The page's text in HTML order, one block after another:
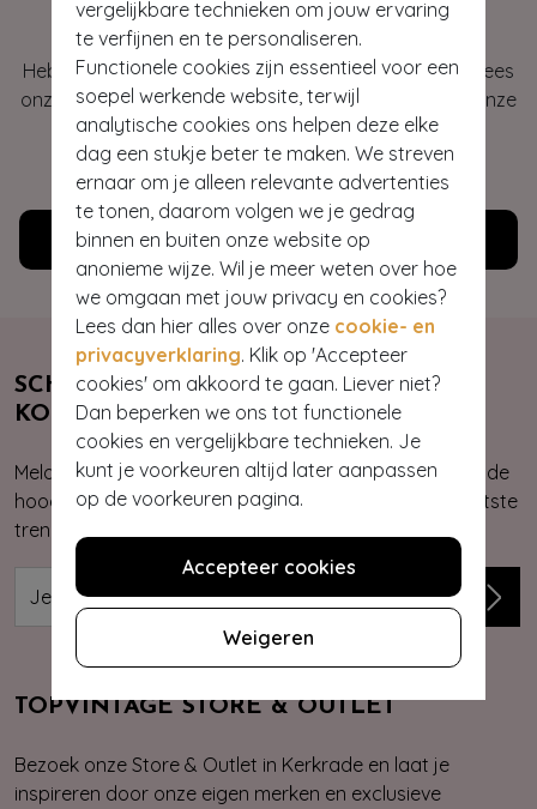
vergelijkbare technieken om jouw ervaring
te verfijnen en te personaliseren.
Functionele cookies zijn essentieel voor een
soepel werkende website, terwijl
analytische cookies ons helpen deze elke
dag een stukje beter te maken. We streven
ernaar om je alleen relevante advertenties
te tonen, daarom volgen we je gedrag
binnen en buiten onze website op
anonieme wijze. Wil je meer weten over hoe
we omgaan met jouw privacy en cookies?
Lees dan hier alles over onze cookie- en
privacyverklaring. Klik op 'Accepteer
cookies' om akkoord te gaan. Liever niet?
Dan beperken we ons tot functionele
cookies en vergelijkbare technieken. Je
kunt je voorkeuren altijd later aanpassen
op de voorkeuren pagina.
Accepteer cookies
Weigeren
Heb je vragen of heb je hulp nodig bij je bestelling? Lees
onze veelgestelde vragen of neem contact op met onze
klantenservice. Wij helpen je graag!
WE ZIJN NU OPEN
Klantenservice
SCHRIJF JE NU IN & ONTVANG 10%
KORTING
Meld je aan voor onze nieuwsbrief. Zo ben je altijd op de
hoogte van onze nieuwste & exclusieve collecties, laatste
trends, kortingsacties en giveaways.
TOPVINTAGE STORE & OUTLET
Bezoek onze Store & Outlet in Kerkrade en laat je
inspireren door onze eigen merken en exclusieve